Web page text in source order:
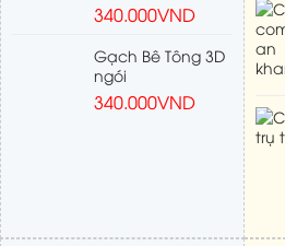
340.000VND
Gạch Bê Tông 3D
ngói
340.000VND